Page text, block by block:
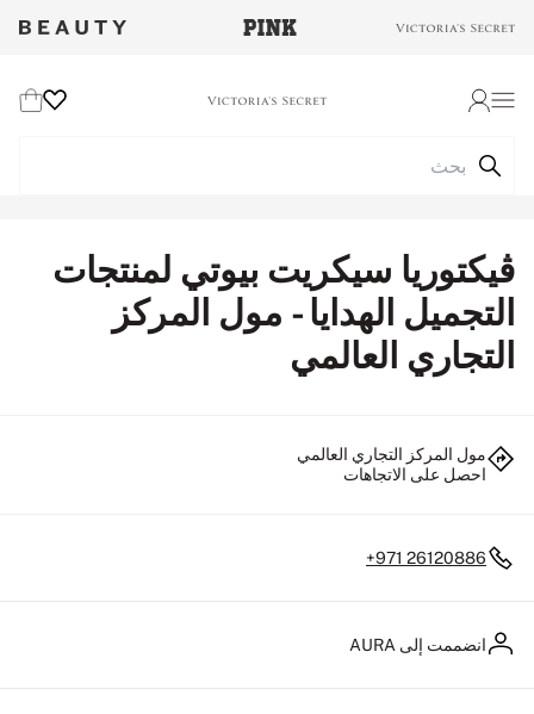
ڤيكتوريا سيكريت بيوتي لمنتجات
التجميل الهدايا - مول المركز
التجاري العالمي
مول المركز التجاري العالمي
احصل على الاتجاهات
+971 26120886
انضممت إلى AURA